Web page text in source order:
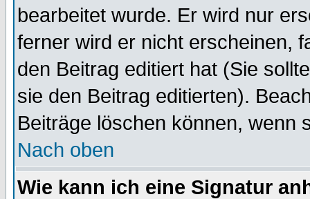
bearbeitet wurde. Er wird nur
ferner wird er nicht erscheinen,
den Beitrag editiert hat (Sie
sie den Beitrag editierten).
Beiträge löschen können, wenn
Nach oben
Wie kann ich eine Signatur